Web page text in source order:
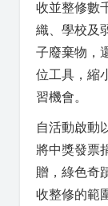
收並整修數
織、學校及
子廢棄物，
位工具，縮
習機會。
自活動啟動
將中獎發票
贈，綠色奇
收整修的範